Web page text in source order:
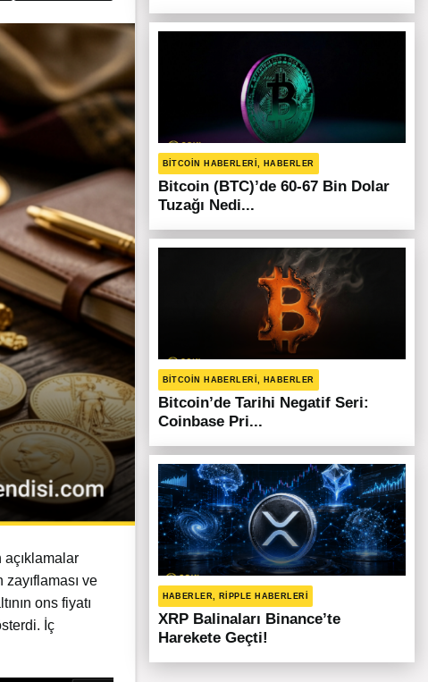
açıklamalar
ve
ons fiyatı
İç
BITCOIN HABERLERI, HABERLER
Bitcoin (BTC)’de 60-67 Bin Dolar
Tuzağı Nedi...
BITCOIN HABERLERI, HABERLER
Bitcoin’de Tarihi Negatif Seri:
Coinbase Pri...
HABERLER, RIPPLE HABERLERI
XRP Balinaları Binance’te
Harekete Geçti!